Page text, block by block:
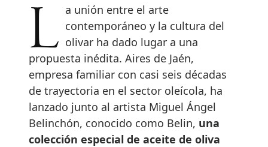
La unión entre el arte contemporáneo y la cultura del
olivar ha dado lugar a una
propuesta inédita. Aires de Jaén,
empresa familiar con casi seis décadas
de trayectoria en el sector oleícola, ha
lanzado junto al artista Miguel Ángel
Belinchón, conocido como Belin, una
colección especial de aceite de oliva